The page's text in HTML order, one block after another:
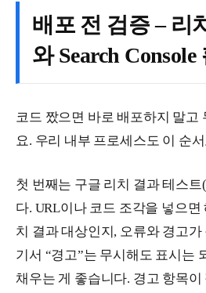
배포 전 검증 – 리
와 Search Console
코드 짰으면 바로 배포하지 말고
요. 우리 내부 프로세스도 이 순
첫 번째는 구글 리치 결과 테스트
다. URL이나 코드 조각을 넣으면
치 결과 대상인지, 오류와 경고가
기서 “경고”는 무시해도 표시는
채우는 게 좋습니다. 경고 항목